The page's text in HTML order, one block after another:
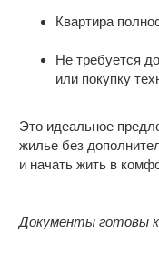
Квартира
Не требуется
или покупку
Это идеальное
жилье без
и начать жить в
Документы готовы